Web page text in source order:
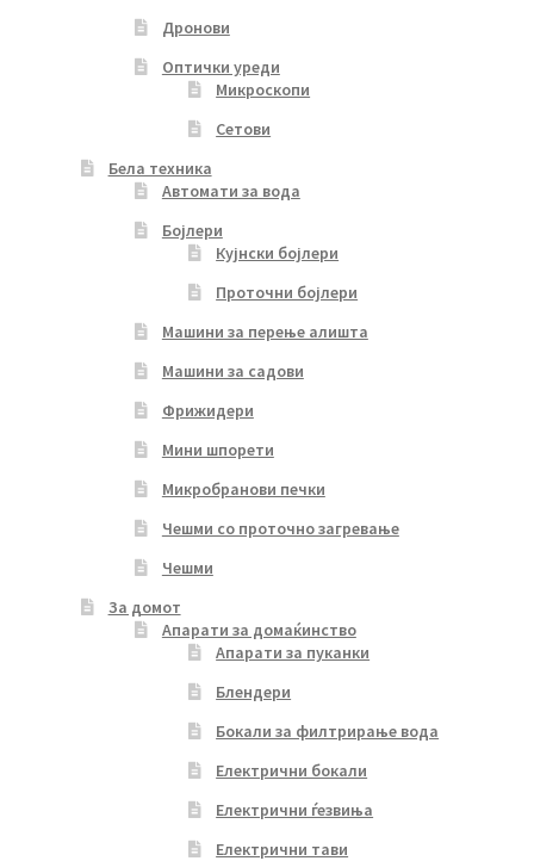
Дронови
Оптички уреди
Микроскопи
Сетови
Бела техника
Автомати за вода
Бојлери
Кујнски бојлери
Проточни бојлери
Машини за перење алишта
Машини за садови
Фрижидери
Мини шпорети
Микробранови печки
Чешми со проточно загревање
Чешми
За домот
Апарати за домаќинство
Апарати за пуканки
Блендери
Бокали за филтрирање вода
Електрични бокали
Електрични ѓезвиња
Електрични тави